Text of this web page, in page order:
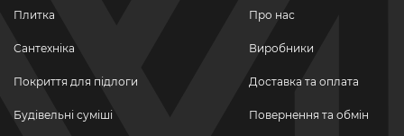
Плитка
Сантехніка
Покриття для підлоги
Будівельні суміші
Про нас
Виробники
Доставка та оплата
Повернення та обмін